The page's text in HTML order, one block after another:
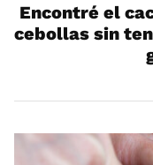
Encontré el
cebollas sin